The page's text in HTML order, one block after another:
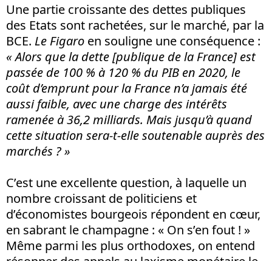
Une partie croissante des dettes publiques
des Etats sont rachetées, sur le marché, par la
BCE. Le Figaro en souligne une conséquence :
« Alors que la dette [publique de la France] est
passée de 100 % à 120 % du PIB en 2020, le
coût d’emprunt pour la France n’a jamais été
aussi faible, avec une charge des intérêts
ramenée à 36,2 milliards. Mais jusqu’à quand
cette situation sera-t-elle soutenable auprès des
marchés ? »
C’est une excellente question, à laquelle un
nombre croissant de politiciens et
d’économistes bourgeois répondent en cœur,
en sabrant le champagne : « On s’en fout ! »
Même parmi les plus orthodoxes, on entend